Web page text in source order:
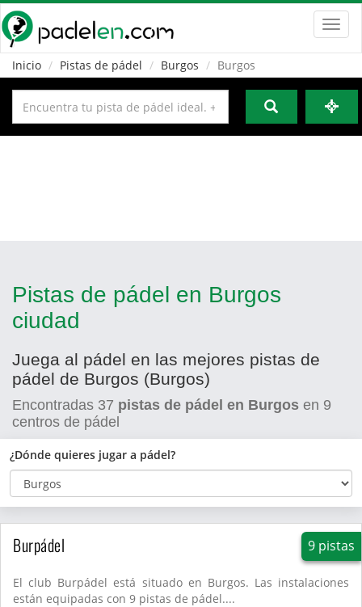
Inicio
Pistas de pádel Burgos Burgos
Pistas de pádel en Burgos
ciudad
Juega al pádel en las mejores pistas de
pádel de Burgos (Burgos)
Encontradas 37 pistas de pádel en Burgos en 9
centros de pádel
¿Dónde quieres jugar a pádel?
Burpádel 9 pistas
El club Burpádel está situado en Burgos. Las instalaciones
están equipadas con 9 pistas de pádel....